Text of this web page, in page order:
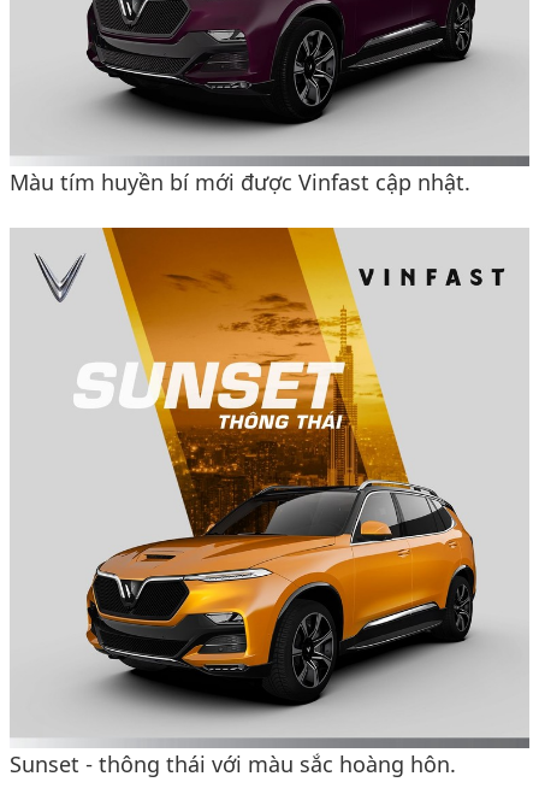
Màu tím huyền bí mới được Vinfast cập nhật.
Sunset - thông thái với màu sắc hoàng hôn.